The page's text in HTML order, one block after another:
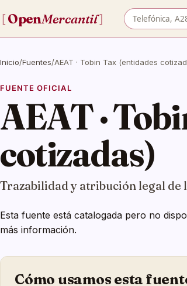
[ OpenMercantil] Buscar
Inicio/Fuentes/AEAT · Tobin Tax (entidades
FUENTE OFICIAL
AEAT ·
cotizadas)
Trazabilidad y atribución legal de
Esta fuente está catalogada pero no
más información.
Cómo usamos esta